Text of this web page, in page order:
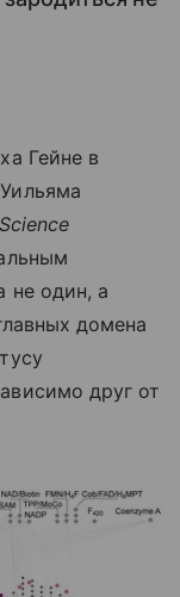
Гейне в
Science
не один, а
домена
друг от